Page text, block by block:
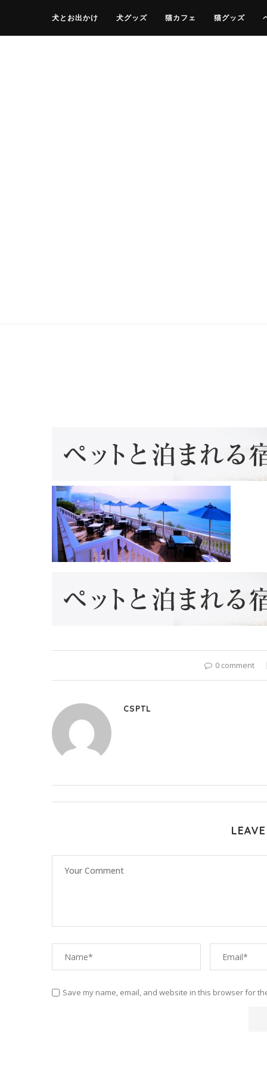
犬とお出かけ 犬グッズ 猫カフェ 猫グッズ
0 comment
CSPTL
Save my name, email, and website in this browser for